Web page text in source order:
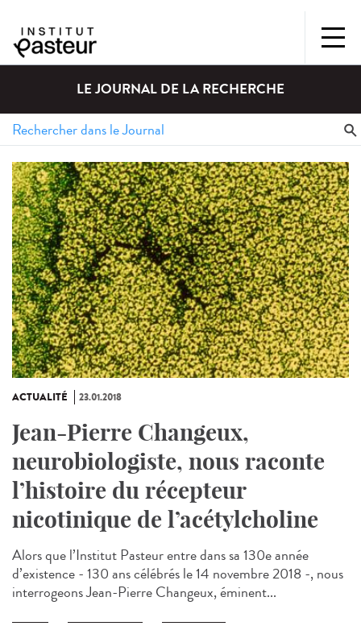
LE JOURNAL DE LA RECHERCHE
ACTUALITÉ 23.01.2018
Jean-Pierre Changeux,
neurobiologiste, nous raconte
l’histoire du récepteur
nicotinique de l’acétylcholine
Alors que l’Institut Pasteur entre dans sa 130e année
d’existence - 130 ans célébrés le 14 novembre 2018 -, nous
interrogeons Jean-Pierre Changeux, éminent...